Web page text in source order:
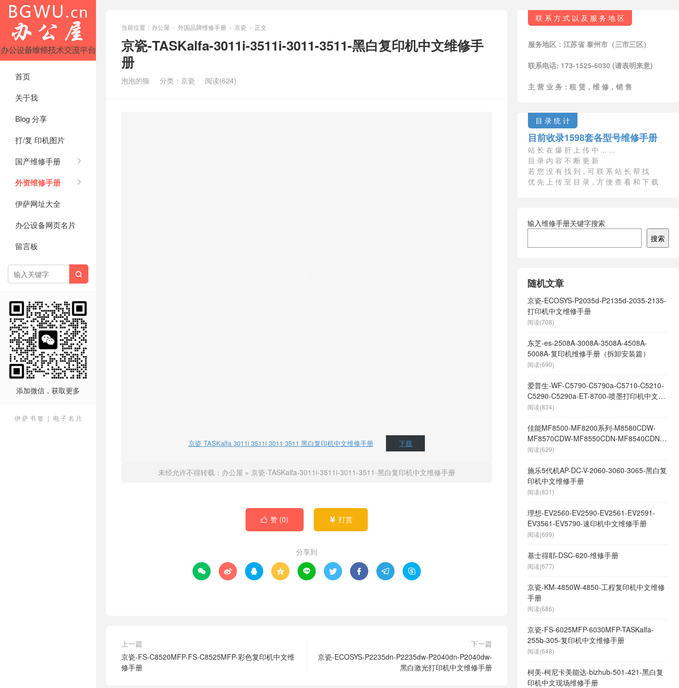
首页
关于我
Blog 分享
打/复 印机图片
国产维修手册
外资维修手册
伊萨网址大全
办公设备网页名片
留言板

添加微信，获取更多
伊 萨 书 签 | 电 子 名 片
当前位置： 办公屋 > 外国品牌维修手册 > 京瓷 > 正文
京瓷-TASKalfa-3011i-3511i-3011-3511-黑白复印机中文维修手
册
泡泡的狼 分类： 京瓷 阅读(624)
京瓷 TASKalfa 3011i 3511i 3011 3511 黑白复印机中文维修手册 下载
未经允许不得转载： 办公屋 » 京瓷-TASKalfa-3011i-3511i-3011-3511-黑白复印机中文维修手册
 赞 (0)  打赏
分享到
        
上一篇
京瓷-FS-C8520MFP-FS-C8525MFP-彩色复印机中文维
修手册
下一篇
京瓷-ECOSYS-P2235dn-P2235dw-P2040dn-P2040dw-
黑白激光打印机中文维修手册
联 系 方 式 以 及 服 务 地 区
服务地区：江苏省 泰州市（三市三区）
联系电话: 173-1525-6030 (请表明来意)
主 营 业 务：租 赁，维 修，销 售
目 录 统 计
目前收录1598套各型号维修手册
站 长 在 爆 肝 上 传 中 ... ...
目 录 内 容 不 断 更 新
若 您 没 有 找 到，可 联 系 站 长 帮 找
优 先 上 传 至 目 录，方 便 查 看 和 下 载
输入维修手册关键字搜索
搜索
随机文章
京瓷-ECOSYS-P2035d-P2135d-2035-2135-
打印机中文维修手册
阅读(708)
东芝-es-2508A-3008A-3508A-4508A-
5008A-复印机维修手册（拆卸安装篇）
阅读(690)
爱普生-WF-C5790-C5790a-C5710-C5210-
C5290-C5290a-ET-8700-喷墨打印机中文维
修手册
阅读(834)
佳能MF8500-MF8200系列-M8580CDW-
MF8570CDW-MF8550CDN-MF8540CDN-
MF8530CDN-MF8280CW-MF8250CN-
光一体机-维修手册
阅读(629)
施乐5代机AP-DC-V-2060-3060-3065-黑白复
印机中文维修手册
阅读(831)
理想-EV2560-EV2590-EV2561-EV2591-
EV3561-EV5790-速印机中文维修手册
阅读(699)
基士得耶-DSC-620-维修手册
阅读(677)
京瓷-KM-4850W-4850-工程复印机中文维修
手册
阅读(686)
京瓷-FS-6025MFP-6030MFP-TASKalfa-
255b-305-复印机中文维修手册
阅读(648)
柯美-柯尼卡美能达-bizhub-501-421-黑白复
印机中文现场维修手册